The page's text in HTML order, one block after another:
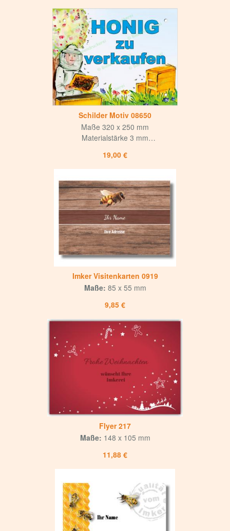
Schilder Motiv 08650
19,00 €
Maße 320 x 250 mm
Materialstärke 3 mm
mit mattem UV-Lack versiegelt
Hohe Korrosions- und Witterungsbeständigkeit
Langlebig und hochwertig
für Innen und Aussen
4-fach Bohrung,
Bohrlochdurchmesser 8 mm
Imker Visitenkarten 0919
9,85 €
Maße: 85 x 55 mm
Flyer 217
11,88 €
Maße: 148 x 105 mm